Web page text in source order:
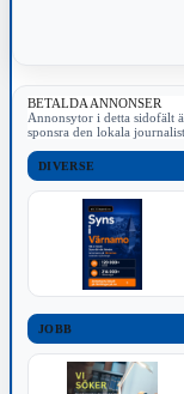
BETALDA ANNONSER
Annonsytor i detta sidofält
sponsra den lokala
DIVERSE
JOBB